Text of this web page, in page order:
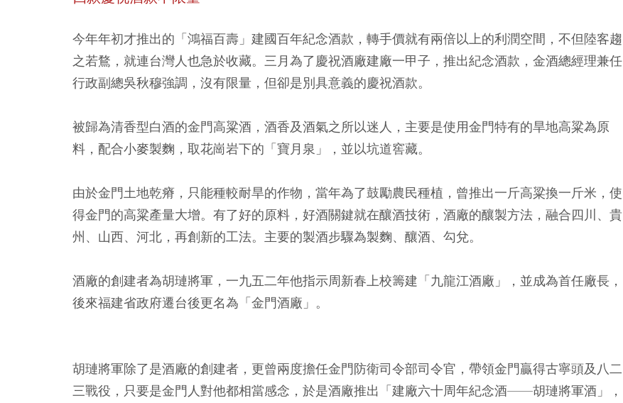
今年年初才推出的「鴻福百壽」建國百年紀念酒款，轉手價就有兩倍以上的利潤空間，不但陸客趨
之若鶩，就連台灣人也急於收藏。三月為了慶祝酒廠建廠一甲子，推出紀念酒款，金酒總經理兼任
行政副總吳秋穆強調，沒有限量，但卻是別具意義的慶祝酒款。
被歸為清香型白酒的金門高粱酒，酒香及酒氣之所以迷人，主要是使用金門特有的旱地高粱為原
料，配合小麥製麴，取花崗岩下的「寶月泉」，並以坑道窖藏。
由於金門土地乾瘠，只能種較耐旱的作物，當年為了鼓勵農民種植，曾推出一斤高粱換一斤米，使
得金門的高粱產量大增。有了好的原料，好酒關鍵就在釀酒技術，酒廠的釀製方法，融合四川、貴
州、山西、河北，再創新的工法。主要的製酒步驟為製麴、釀酒、勾兌。
酒廠的創建者為胡璉將軍，一九五二年他指示周新春上校籌建「九龍江酒廠」，並成為首任廠長，
後來福建省政府遷台後更名為「金門酒廠」。
胡璉將軍除了是酒廠的創建者，更曾兩度擔任金門防衛司令部司令官，帶領金門贏得古寧頭及八二
三戰役，只要是金門人對他都相當感念，於是酒廠推出「建廠六十周年紀念酒——胡璉將軍酒」，